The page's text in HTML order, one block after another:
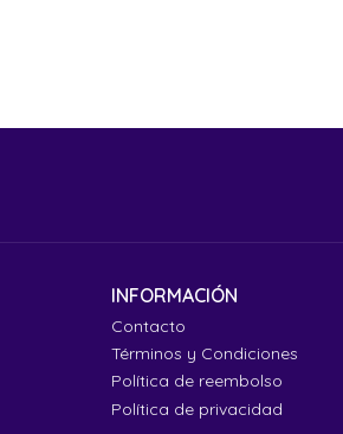
INFORMACIÓN
Contacto
Términos y Condiciones
Política de reembolso
Política de privacidad